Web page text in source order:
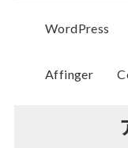
WordPress
Affinger